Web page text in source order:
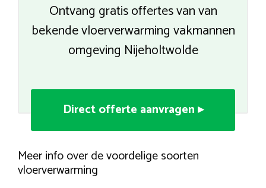
Ontvang gratis offertes van van
bekende vloerverwarming vakmannen
omgeving Nijeholtwolde
Direct offerte aanvragen ▸
Meer info over de voordelige soorten
vloerverwarming